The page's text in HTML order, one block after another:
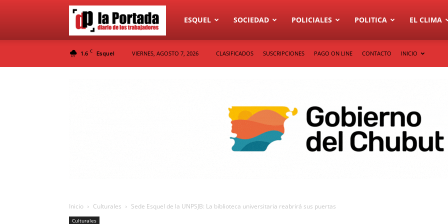
Diario
La
ESQUEL SOCIEDAD POLICIALES POLITICA EL CLIMA
1.6 C Esquel VIERNES, AGOSTO 7, 2026 CLASIFICADOS SUSCRIPCIONES PAGO ON LINE CONTACTO INICIO
Inicio Culturales Sede Esquel de la UNPSJB: La biblioteca universitaria reabrirá sus puertas
Culturales